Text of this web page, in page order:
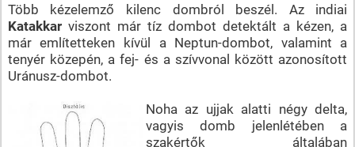
Több kézelemző kilenc dombról beszél. Az indiai
Katakkarviszont már tíz dombot detektált a kézen, a
már említetteken kívül a Neptun-dombot, valamint a
tenyér közepén, a fej- és a szívvonal között azonosított
Uránusz-dombot.
Noha az ujjak alatti négy delta,
vagyis domb jelenlétében a
szakértők általában